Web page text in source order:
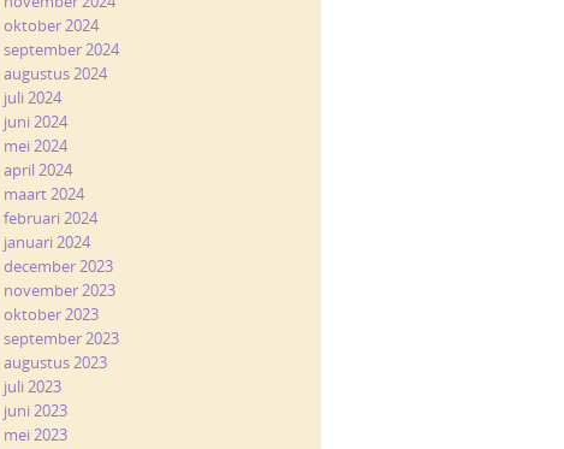
oktober 2024
september 2024
augustus 2024
juli 2024
juni 2024
mei 2024
april 2024
maart 2024
februari 2024
januari 2024
december 2023
november 2023
oktober 2023
september 2023
augustus 2023
juli 2023
juni 2023
mei 2023